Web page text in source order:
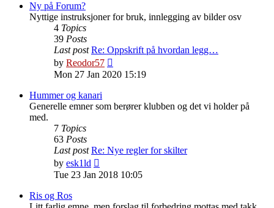
Ny på Forum?
Nyttige instruksjoner for bruk, innlegging av bilder osv
4 Topics
39 Posts
Last post Re: Oppskrift på hvordan legg…
by Reodor57
the
Mon 27 Jan 2020 15:19
Hummer og kanari
Generelle emner som berører klubben og det vi holder på
med.
7 Topics
63 Posts
Last post Re: Nye regler for skilter
by esk1ld
the
Tue 23 Jan 2018 10:05
Ris og Ros